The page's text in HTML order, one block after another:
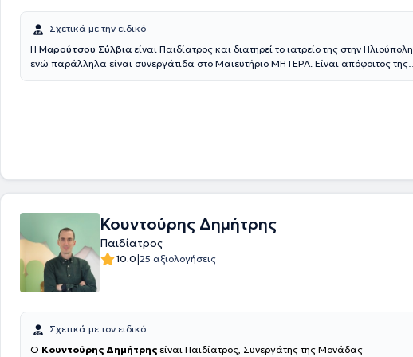
Σχετικά με την ειδικό
Η Μαρούτσου Σύλβια είναι Παιδίατρος και διατηρεί το ιατρείο της στην Ηλιούπολη
ενώ παράλληλα είναι συνεργάτιδα στο Μαιευτήριο ΜΗΤΕΡΑ. Είναι απόφοιτος της
HP Antoine-Béclère Paris Sud και Hôpital Universitaire Robert-Debré AP-HP στη
Γαλλία. Είναι μέλος του Ιατρικού Συλλόγου Αθηνών και του Πανελληνίου Ιατρικού
κοινότητα της ιατρικής.Κουντούρης Δημήτρης
Παιδίατρος
10.0|25 αξιολογήσεις
Σχετικά με τον ειδικό
Ο Κουντούρης Δημήτρης είναι Παιδίατρος, Συνεργάτης της Μονάδας